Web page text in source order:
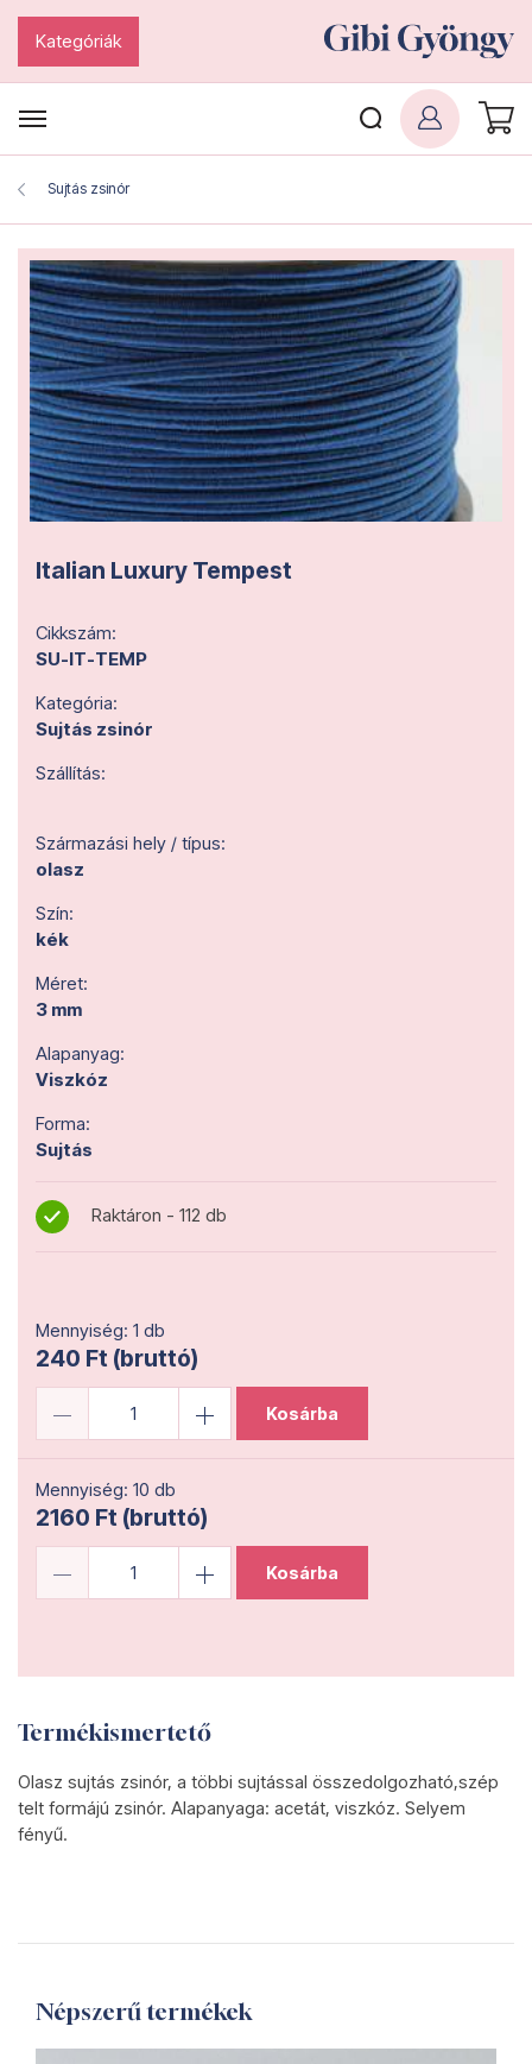
Kategóriák
Sujtás zsinór
Italian Luxury Tempest
Cikkszám:
SU-IT-TEMP
Kategória:
Sujtás zsinór
Szállítás:
Származási hely / típus:
olasz
Szín:
kék
Méret:
3 mm
Alapanyag:
Viszkóz
Forma:
Sujtás
Raktáron - 112 db
Mennyiség: 1 db
240 Ft (bruttó)
Kosárba
Mennyiség: 10 db
2160 Ft (bruttó)
Kosárba
Termékismertető
Olasz sujtás zsinór, a többi sujtással összedolgozható,szép
telt formájú zsinór. Alapanyaga: acetát, viszkóz. Selyem
fényű.
Népszerű termékek